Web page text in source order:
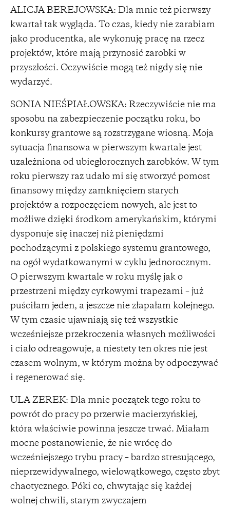
ALICJA BEREJOWSKA: Dla mnie też pierwszy
kwartał tak wygląda. To czas, kiedy nie zarabiam
jako producentka, ale wykonuję pracę na rzecz
projektów, które mają przynosić zarobki w
przyszłości. Oczywiście mogą też nigdy się nie
wydarzyć.
SONIA NIEŚPIAŁOWSKA: Rzeczywiście nie ma
sposobu na zabezpieczenie początku roku, bo
konkursy grantowe są rozstrzygane wiosną. Moja
sytuacja finansowa w pierwszym kwartale jest
uzależniona od ubiegłorocznych zarobków. W tym
roku pierwszy raz udało mi się stworzyć pomost
finansowy między zamknięciem starych
projektów a rozpoczęciem nowych, ale jest to
możliwe dzięki środkom amerykańskim, którymi
dysponuje się inaczej niż pieniędzmi
pochodzącymi z polskiego systemu grantowego,
na ogół wydatkowanymi w cyklu jednorocznym.
O pierwszym kwartale w roku myślę jak o
przestrzeni między cyrkowymi trapezami – już
puściłam jeden, a jeszcze nie złapałam kolejnego.
W tym czasie ujawniają się też wszystkie
wcześniejsze przekroczenia własnych możliwości
i ciało odreagowuje, a niestety ten okres nie jest
czasem wolnym, w którym można by odpoczywać
i regenerować się.
ULA ZEREK: Dla mnie początek tego roku to
powrót do pracy po przerwie macierzyńskiej,
która właściwie powinna jeszcze trwać. Miałam
mocne postanowienie, że nie wrócę do
wcześniejszego trybu pracy – bardzo stresującego,
nieprzewidywalnego, wielowątkowego, często zbyt
chaotycznego. Póki co, chwytając się każdej
wolnej chwili, starym zwyczajem